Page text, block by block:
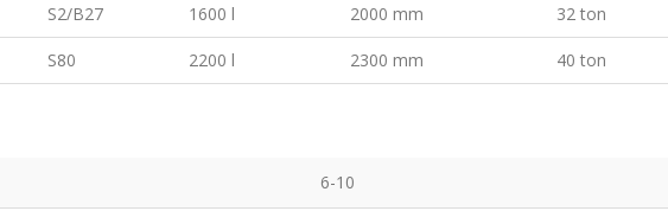
S2/B27 1600 l 2000 mm 32 ton
S80 2200 l 2300 mm 40 ton
6-10